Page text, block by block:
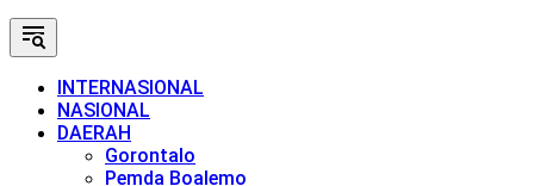
INTERNASIONAL
NASIONAL
DAERAH
Gorontalo
Pemda Boalemo